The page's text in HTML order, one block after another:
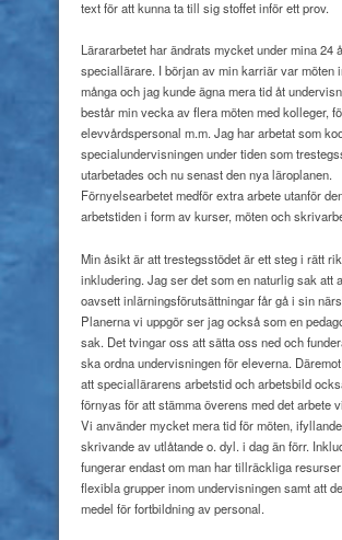
text för att kunna ta till sig stoffet inför ett prov.
Lärararbetet har ändrats mycket under mina 24
speciallärare. I början av min karriär var möten
många och jag kunde ägna mera tid åt
består min vecka av flera möten med kolleger,
elevvårdspersonal m.m. Jag har arbetat som
specialundervisningen under tiden som
utarbetades och nu senast den nya läroplanen.
Förnyelsearbetet medför extra arbete utanför
arbetstiden i form av kurser, möten och
Min åsikt är att trestegsstödet är ett steg i rätt
inkludering. Jag ser det som en naturlig sak att
oavsett inlärningsförutsättningar får gå i sin
Planerna vi uppgör ser jag också som en
sak. Det tvingar oss att sätta oss ned och
ska ordna undervisningen för eleverna.
att speciallärarens arbetstid och arbetsbild
förnyas för att stämma överens med det arbete
Vi använder mycket mera tid för möten,
skrivande av utlåtande o. dyl. i dag än förr.
fungerar endast om man har tillräckliga
flexibla grupper inom undervisningen samt att
medel för fortbildning av personal.